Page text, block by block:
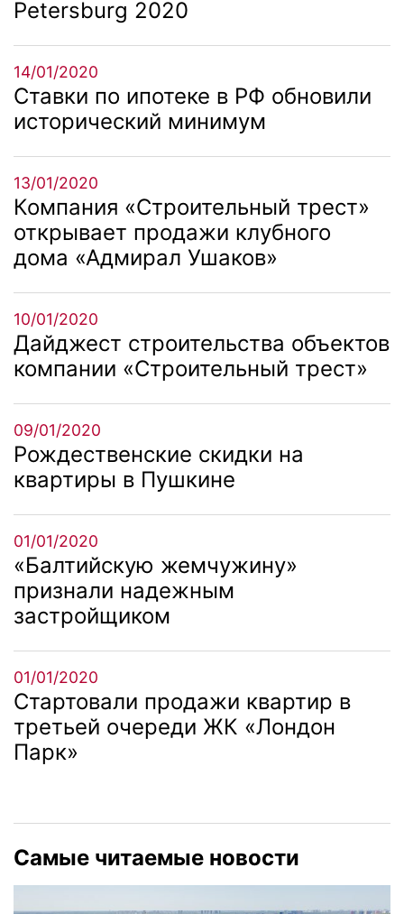
Petersburg 2020
14/01/2020
Ставки по ипотеке в РФ обновили
исторический минимум
13/01/2020
Компания «Строительный трест»
открывает продажи клубного
дома «Адмирал Ушаков»
10/01/2020
Дайджест строительства объектов
компании «Строительный трест»
09/01/2020
Рождественские скидки на
квартиры в Пушкине
01/01/2020
«Балтийскую жемчужину»
признали надежным
застройщиком
01/01/2020
Стартовали продажи квартир в
третьей очереди ЖК «Лондон
Парк»
Самые читаемые новости